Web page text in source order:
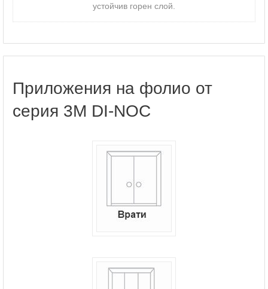
устойчив горен слой.
Приложения на фолио от
серия 3M DI-NOC